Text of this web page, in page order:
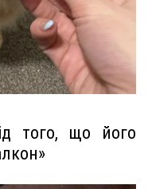
того, що його